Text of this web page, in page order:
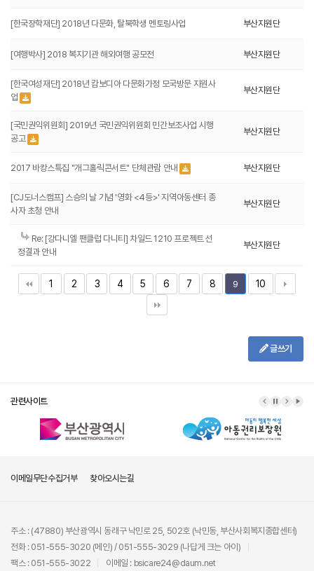
[한국장학재단] 2018년 다문화, 탈북학생 멘토링사업 부산지원단
[여행박사] 2018 복지기관 해외여행 공모전 부산지원단
[한국여성재단] 2018년 캄보디아 다문화가정 모국방문 지원사
업
부산지원단
[국민권익위원회] 2019년 국민권익위원회 민간보조사업 시행
공고
부산지원단
2017 바캉스특집 "개그홀릭콘서트" 단체관람 안내 부산지원단
[CJ도너스캠프] 스승의 날 기념 '영화 <4등>' 지역아동센터 종
사자 초청 안내
부산지원단
Re: [강다니엘 팬클럽 다니티] 차일드 1210 프로젝트 선
정결과 안내
부산지원단
1 2 3 4 5 6 7 8 9 10
글쓰기
관련사이트
이메일무단수집거부 찾아오시는길
주소 : (47880) 부산광역시 동래구 낙민로 25, 502호 (낙민동, 부산사회복지종합센터)
전화 : 051-555-3020 (메인) / 051-555-3029 (나답게 크는 아이)
팩스 : 051-555-3022
이메일 : bsicare24@daum.net